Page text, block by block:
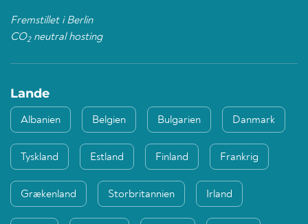
Fremstillet i Berlin
CO2neutral hosting
Lande
Albanien Belgien Bulgarien Danmark
Tyskland Estland Finland Frankrig
Grækenland Storbritannien Irland